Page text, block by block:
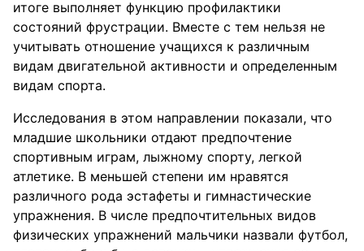
итоге выполняет функцию профилактики
состояний фрустрации. Вместе с тем нельзя не
учитывать отношение учащихся к различным
видам двигательной активности и определенным
видам спорта.
Исследования в этом направлении показали, что
младшие школьники отдают предпочтение
спортивным играм, лыжному спорту, легкой
атлетике. В меньшей степени им нравятся
различного рода эстафеты и гимнастические
упражнения. В числе предпочтительных видов
физических упражнений мальчики назвали футбол,